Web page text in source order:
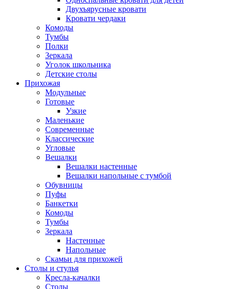
Двухъярусные кровати
Кровати чердаки
Комоды
Тумбы
Полки
Зеркала
Уголок школьника
Детские столы
Прихожая
Модульные
Готовые
Узкие
Маленькие
Современные
Классические
Угловые
Вешалки
Вешалки настенные
Вешалки напольные с тумбой
Обувницы
Пуфы
Банкетки
Комоды
Тумбы
Зеркала
Настенные
Напольные
Скамьи для прихожей
Столы и стулья
Кресла-качалки
Столы